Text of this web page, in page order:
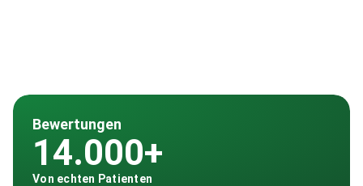
Bewertungen
14.000+
Von echten Patienten